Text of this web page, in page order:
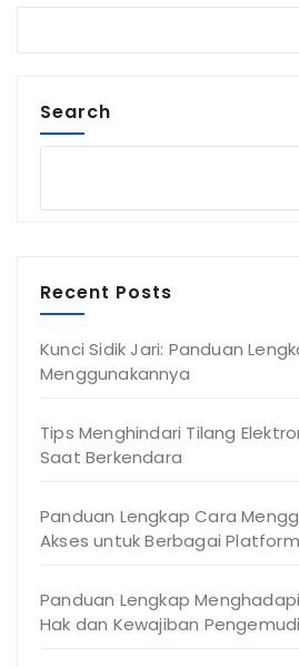
Search
Recent Posts
Kunci Sidik Jari: Panduan
Menggunakannya
Tips Menghindari Tilang
Saat Berkendara
Panduan Lengkap Cara
Akses untuk Berbagai Platform
Panduan Lengkap
Hak dan Kewajiban Pengemudi